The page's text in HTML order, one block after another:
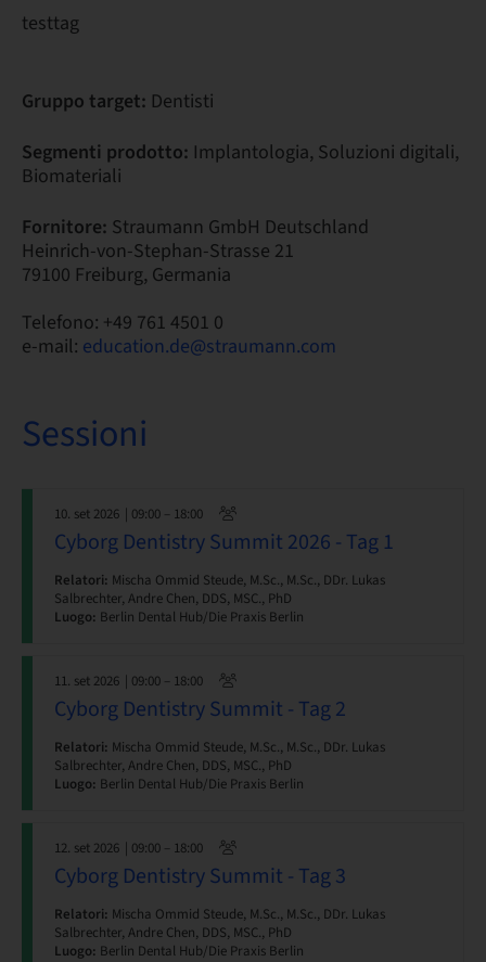
testtag
Gruppo target: Dentisti
Segmenti prodotto: Implantologia, Soluzioni digitali,
Biomateriali
Fornitore: Straumann GmbH Deutschland
Heinrich-von-Stephan-Strasse 21
79100 Freiburg, Germania
Telefono: +49 761 4501 0
e-mail: education.de@straumann.com
Sessioni
10. set 2026 | 09:00 – 18:00
Cyborg Dentistry Summit 2026 - Tag 1
Relatori: Mischa Ommid Steude, M.Sc., M.Sc., DDr. Lukas
Salbrechter, Andre Chen, DDS, MSC., PhD
Luogo: Berlin Dental Hub/Die Praxis Berlin
11. set 2026 | 09:00 – 18:00
Cyborg Dentistry Summit - Tag 2
Relatori: Mischa Ommid Steude, M.Sc., M.Sc., DDr. Lukas
Salbrechter, Andre Chen, DDS, MSC., PhD
Luogo: Berlin Dental Hub/Die Praxis Berlin
12. set 2026 | 09:00 – 18:00
Cyborg Dentistry Summit - Tag 3
Relatori: Mischa Ommid Steude, M.Sc., M.Sc., DDr. Lukas
Salbrechter, Andre Chen, DDS, MSC., PhD
Luogo: Berlin Dental Hub/Die Praxis Berlin